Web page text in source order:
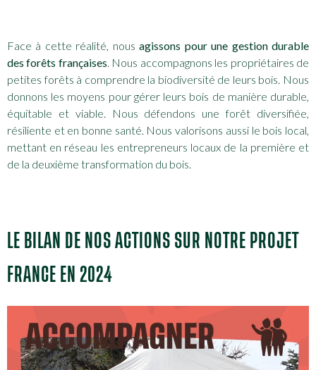
Face à cette réalité, nousagissons pour une gestion durable
des forêts françaises. Nous accompagnons les propriétaires de
petites forêts à comprendre la biodiversité de leurs bois. Nous
donnons les moyens pour gérer leurs bois de manière durable,
équitable et viable. Nous défendons une forêt diversifiée,
résiliente et en bonne santé. Nous valorisons aussi le bois local,
mettant en réseau les entrepreneurs locaux de la première et
de la deuxième transformation du bois.
LE BILAN DE NOS ACTIONS SUR NOTRE PROJET
FRANCE EN 2024